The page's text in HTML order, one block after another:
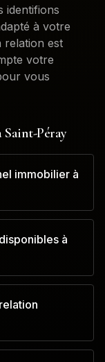
identifions
à votre
relation est
votre
vous
Saint-Péray
immobilier à
à